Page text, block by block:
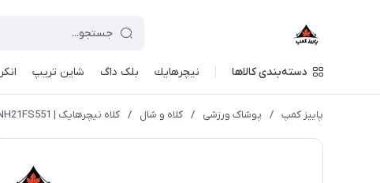
دسته‌بندی کالاها نيچرهايك بلک داگ شاین تریپ انکر
پاییز کمپ / پوشاک ورزشی / کلاه و شال / کلاه نیچرهایک | NH21FS551